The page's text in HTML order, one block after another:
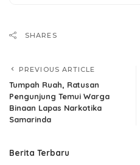
SHARES
PREVIOUS ARTICLE
Tumpah Ruah, Ratusan
Pengunjung Temui Warga
Binaan Lapas Narkotika
Samarinda
Berita Terbaru